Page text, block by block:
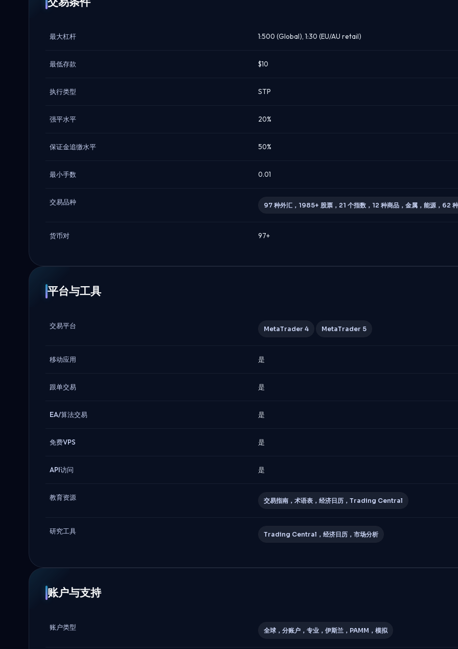
最大杠杆 1:500 (Global), 1:30 (EU/AU retail)
最低存款 $10
执行类型 STP
强平水平 20%
保证金追缴水平 50%
最小手数 0.01
交易品种 97 种外汇，1985+ 股票，21 个指数，12 种商品，金属，能源，62
货币对 97+
平台与工具
交易平台 MetaTrader 4 MetaTrader 5
移动应用 是
跟单交易 是
EA/算法交易 是
免费VPS 是
API访问 是
教育资源 交易指南，术语表，经济日历，Trading Central
研究工具 Trading Central，经济日历，市场分析
账户与支持
账户类型 全球，分账户，专业，伊斯兰，PAMM，模拟